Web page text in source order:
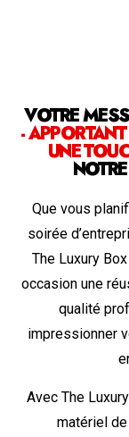
VOTRE
-
UNE
Que vous
soirée
The Luxury
occasion une
qualité
impressionner
Avec The
matériel